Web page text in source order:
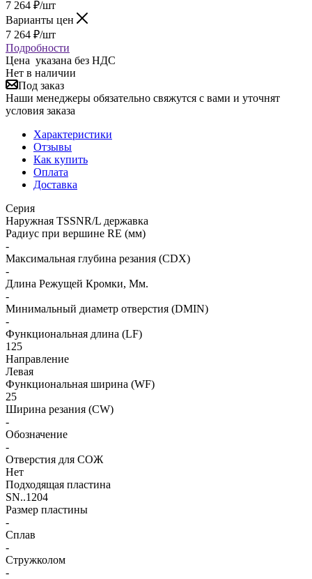
7 264 ₽/шт
Варианты цен
7 264 ₽/шт
Подробности
Цена указана без НДС
Нет в наличии
Под заказ
Наши менеджеры обязательно свяжутся с вами и уточнят
условия заказа
Характеристики
Отзывы
Как купить
Оплата
Доставка
Серия
Наружная TSSNR/L державка
Радиус при вершине RE (мм)
-
Максимальная глубина резания (CDX)
-
Длина Режущей Кромки, Мм.
-
Минимальный диаметр отверстия (DMIN)
-
Функциональная длина (LF)
125
Направление
Левая
Функциональная ширина (WF)
25
Ширина резания (CW)
-
Обозначение
-
Отверстия для СОЖ
Нет
Подходящая пластина
SN..1204
Размер пластины
-
Сплав
-
Стружколом
-